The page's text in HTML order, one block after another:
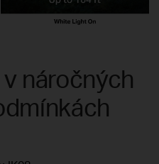
náročných